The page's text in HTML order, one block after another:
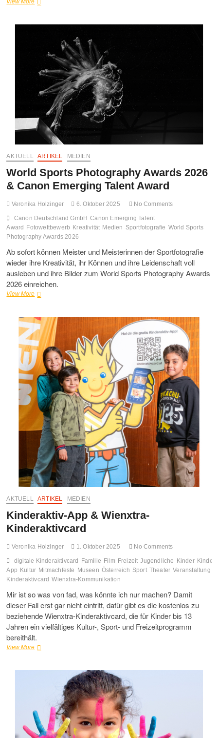
2026
AKTUELL ARTIKEL MEDIEN
World Sports Photography Awards 2026
& Canon Emerging Talent Award
Veronika Holzinger 6. Oktober 2025 No Comments
Canon Deutschland GmbH Canon Emerging Talent
Award
Fotowettbewerb Kreativität Medien Sportfotografie World Sports
Photography Awards 2026
Ab sofort können Meister und Meisterinnen der Sportfotografie
wieder ihre Kreativität, ihr Können und ihre Leidenschaft voll
ausleben und ihre Bilder zum World Sports Photography Awards
2026 einreichen.
View MoreWorld
Awards
2026
Canon
Emerging
Talent
Award
AKTUELL ARTIKEL MEDIEN
Kinderaktiv-App & Wienxtra-
Kinderaktivcard
Veronika Holzinger 1. Oktober 2025 No Comments
digitale Kinderaktivcard Familie Film Freizeit Jugendliche Kinder
App Kultur Mitmachfeste Museen Österreich Sport Theater Veranstaltung
Kinderaktivcard Wienxtra-Kommunikation
Mir ist so was von fad, was könnte ich nur machen? Damit
dieser Fall erst gar nicht eintritt, dafür gibt es die kostenlos zu
beziehende Wienxtra-Kinderaktivcard, die für Kinder bis 13
Jahren ein vielfältiges Kultur-, Sport- und Freizeitprogramm
bereithält.
View MoreKinderaktiv-
Kinderaktivcard